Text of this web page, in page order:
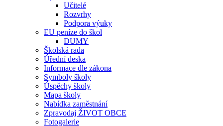
Učitelé
Rozvrhy
Podpora výuky
EU peníze do škol
DUMY
Školská rada
Úřední deska
Informace dle zákona
Symboly školy
Úspěchy školy
Mapa školy
Nabídka zaměstnání
Zpravodaj ŽIVOT OBCE
Fotogalerie